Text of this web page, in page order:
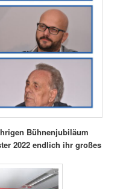
Bühnenjubiläum
2022 endlich ihr großes